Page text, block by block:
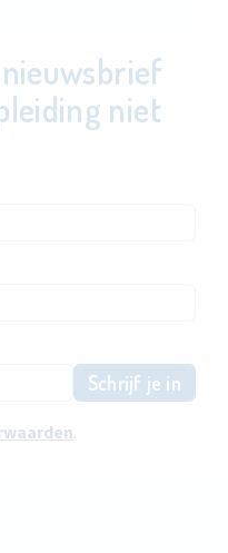
niet
Schrijf je in
.